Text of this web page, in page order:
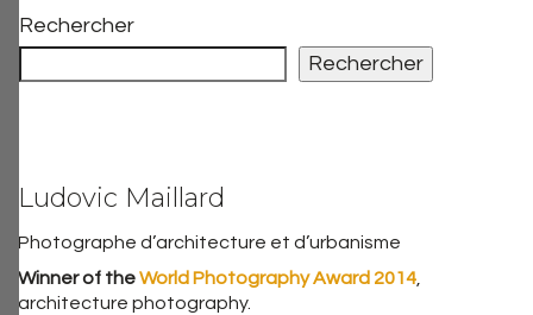
Rechercher
Rechercher
Ludovic Maillard
Photographe d’architecture et d’urbanisme
Winner of theWorld Photography Award 2014,
architecture photography.